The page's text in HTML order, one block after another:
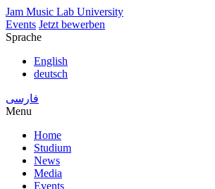
Skip
to
main
Jam Music Lab University
Events Jetzt bewerben
Sprache
English
deutsch
فارسی
Menu
Main
navigation
Home
Studium
News
Media
Events